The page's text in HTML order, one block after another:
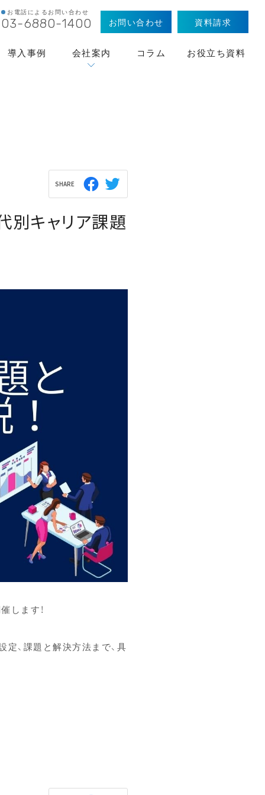
導入事例 会社案内 コラム お役立ち資料
お電話によるお問い合わせ
03-6880-1400 お問い合わせ 資料請求
別キャリア課題
SHARE
します！
、課題と解決方法まで、具